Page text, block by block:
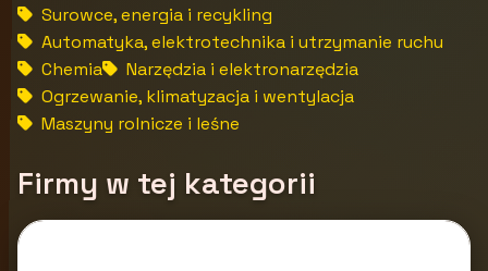
Surowce, energia i recykling
Automatyka, elektrotechnika i utrzymanie ruchu
Chemia
Narzędzia i elektronarzędzia
Ogrzewanie, klimatyzacja i wentylacja
Maszyny rolnicze i leśne
Firmy w tej kategorii